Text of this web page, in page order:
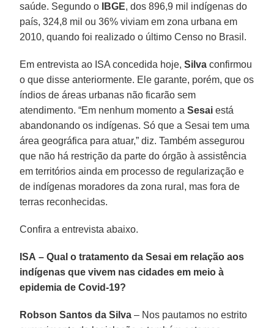
saúde. Segundo o
IBGE, dos 896,9 mil indígenas do
país, 324,8 mil ou 36% viviam em zona urbana em
2010, quando foi realizado o último Censo no Brasil.
Em entrevista ao ISA concedida hoje,Silva confirmou
o que disse anteriormente. Ele garante, porém, que os
índios de áreas urbanas não ficarão sem
atendimento. “Em nenhum momento aSesai está
abandonando os indígenas. Só que a Sesai tem uma
área geográfica para atuar,” diz. Também assegurou
que não há restrição da parte do órgão à assistência
em territórios ainda em processo de regularização e
de indígenas moradores da zona rural, mas fora de
terras reconhecidas.
Confira a entrevista abaixo.
ISA – Qual o tratamento da Sesai em relação aos
indígenas que vivem nas cidades em meio à
epidemia de Covid-19?
Robson Santos da Silva – Nos pautamos no estrito